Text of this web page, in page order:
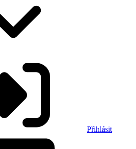
Přihlásit